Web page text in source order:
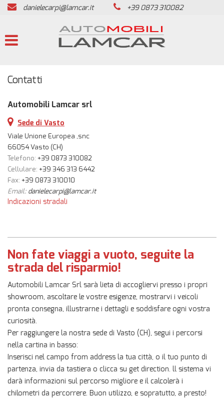
HOME
LISTA VEICOLI
ACQUISTIAMO USATO
SERVIZI
ASSISTENZA
REVISIONE VEICOLI
NEGOZIO EBAY
NEWS
AREA COMMERCIANTI
danielecarpi@lamcar.it +39 0873 310082
Contatti
Automobili Lamcar srl
Sede di Vasto
Viale Unione Europea ,snc
66054 Vasto (CH)
Telefono: +39 0873 310082
Cellulare: +39 346 313 6442
Fax: +39 0873 310010
Email: danielecarpi@lamcar.it
Indicazioni stradali
Non fate viaggi a vuoto, seguite la
strada del risparmio!
Automobili Lamcar Srl sarà lieta di accogliervi presso i propri
showroom, ascoltare le vostre esigenze, mostrarvi i veicoli
pronta consegna, illustrarne i dettagli e soddisfare ogni vostra
curiosità.
Per raggiungere la nostra sede di Vasto (CH), segui i percorsi
nella cartina in basso:
Inserisci nel campo from address la tua città, o il tuo punto di
partenza, invia da tastiera o clicca su get direction. ll sistema vi
darà informazioni sul percorso migliore e il calcolerà i
chilometri da percorrere. Buon utilizzo, e sopratutto, a presto!